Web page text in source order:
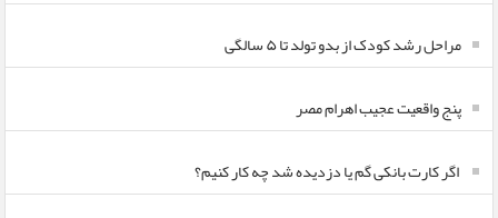
مراحل رشد کودک از بدو تولد تا ۵ سالگی
پنج واقعیت عجیب اهرام مصر
اگر کارت بانکی گم یا دزدیده شد چه کار کنیم؟